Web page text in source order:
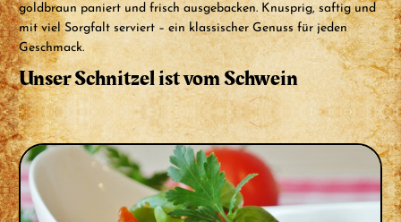
goldbraun paniert und frisch ausgebacken. Knusprig, saftig und
mit viel Sorgfalt serviert – ein klassischer Genuss für jeden
Geschmack.
Unser Schnitzel ist vom Schwein